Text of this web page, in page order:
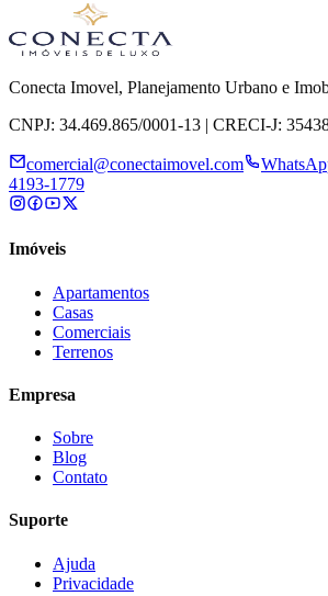
Conecta Imovel, Planejamento Urbano e
CNPJ: 34.469.865/0001-13 | CRECI-J:
comercial@conectaimovel.com
4193-1779
Imóveis
Apartamentos
Casas
Comerciais
Terrenos
Empresa
Sobre
Blog
Contato
Suporte
Ajuda
Privacidade